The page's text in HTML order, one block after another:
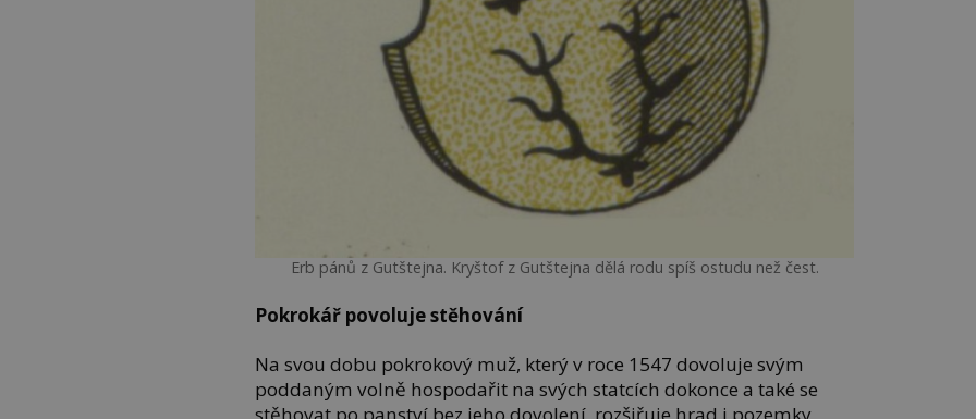
Erb pánů z Gutštejna. Kryštof z Gutštejna dělá rodu spíš ostudu než čest.
Pokrokář povoluje stěhování
Na svou dobu pokrokový muž, který v roce 1547 dovoluje svým
poddaným volně hospodařit na svých statcích dokonce a také se